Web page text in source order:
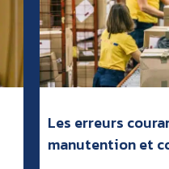
Les erreurs
manutention et